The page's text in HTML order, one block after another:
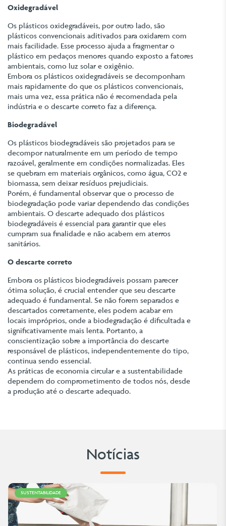
Oxidegradável
Os plásticos oxidegradáveis, por outro lado, são
plásticos convencionais aditivados para oxidarem com
mais facilidade. Esse processo ajuda a fragmentar o
plástico em pedaços menores quando exposto a fatores
ambientais, como luz solar e oxigênio.
Embora os plásticos oxidegradáveis se decomponham
mais rapidamente do que os plásticos convencionais,
mais uma vez, essa prática não é recomendada pela
indústria e o descarte correto faz a diferença.
Biodegradável
Os plásticos biodegradáveis são projetados para se
decompor naturalmente em um período de tempo
razoável, geralmente em condições normalizadas. Eles
se quebram em materiais orgânicos, como água, CO2 e
biomassa, sem deixar resíduos prejudiciais.
Porém, é fundamental observar que o processo de
biodegradação pode variar dependendo das condições
ambientais. O descarte adequado dos plásticos
biodegradáveis é essencial para garantir que eles
cumpram sua finalidade e não acabem em aterros
sanitários.
O descarte correto
Embora os plásticos biodegradáveis possam parecer
ótima solução, é crucial entender que seu descarte
adequado é fundamental. Se não forem separados e
descartados corretamente, eles podem acabar em
locais impróprios, onde a biodegradação é dificultada e
significativamente mais lenta. Portanto, a
conscientização sobre a importância do descarte
responsável de plásticos, independentemente do tipo,
continua sendo essencial.
As práticas de economia circular e a sustentabilidade
dependem do comprometimento de todos nós, desde
a produção até o descarte adequado.
Notícias
SUSTENTABILIDADE